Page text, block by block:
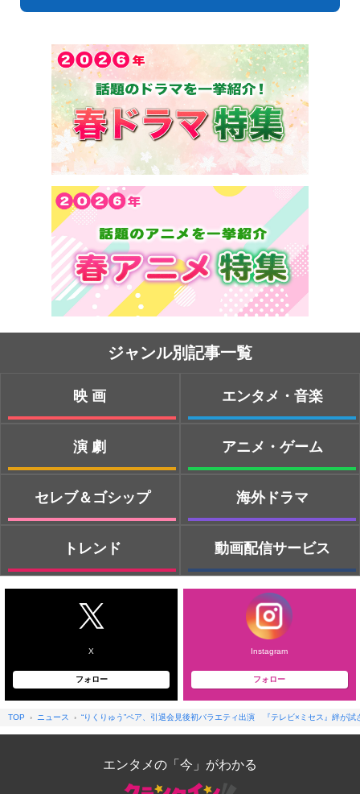
ジャンル別記事一覧
映画
演劇
セレブ＆ゴシップ
トレンド
エンタメ・音楽
アニメ・ゲーム
海外ドラマ
動画配信サービス
X
フォロー
Instagram
フォロー
TOP ニュース “りくりゅう”ペア、引退会見後初バラエティ出演 『テレビ×ミセス』絆が試
エンタメの「今」がわかる